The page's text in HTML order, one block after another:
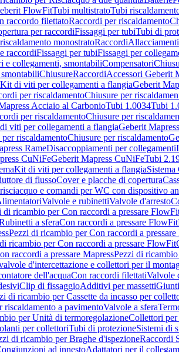
FlowFitTubi multistratoTubi
raccordo filettatoRaccordi per riscaldamento
per raccordiFissaggi per tubiTubi di
monostratoRaccordiAllacciamenti
raccordiFissaggi per tubiFissaggi per
e collegamenti, smontabiliCompensatori
ChiusureRaccordiAccessori Geberit
Kit di viti per collegamenti a flangiaGeberit
per riscaldamentoChiusure per
Acciaio al CarbonioTubi 1.0034Tubi
per riscaldamentoChiusure per
viti per collegamenti a flangiaGeberit
riscaldamentoChiusure per riscaldamento
RameDisaccoppiamenti per collegamenti
CuNiFeGeberit Mapress CuNiFeTubi
Kit di viti per collegamenti a flangiaSistema
di flussoCover e placche di copertura
e comandi per WC con dispositivo
Valvole e rubinettiValvole d'arresto
di ricambio per Con raccordi a pressare
a sferaCon raccordi a pressare FlowFit
Pezzi di ricambio per Con raccordi a pressare
ricambio per Con raccordi a pressare FlowFit
raccordi a pressare MapressPezzi di
d'intercettazione e collettori per il
dell'acquaCon raccordi filettatiValvole
Clip di fissaggioAdditivi per massetti
di ricambio per Cassette da incasso per
a pavimentoValvole a sfera
per Unità di termoregolazioneCollettori
per collettoriTubi di protezioneSistemi di
di ricambio per Braghe d'ispezioneRaccordi
ad innestoAdattatori per il